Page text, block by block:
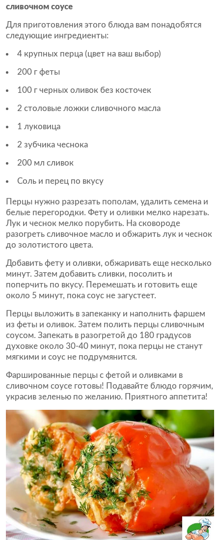
сливочном соусе
Для приготовления этого блюда вам понадобятся
следующие ингредиенты:
4 крупных перца (цвет на ваш выбор)
200 г феты
100 г черных оливок без косточек
2 столовые ложки сливочного масла
1 луковица
2 зубчика чеснока
200 мл сливок
Соль и перец по вкусу
Перцы нужно разрезать пополам, удалить семена и
белые перегородки. Фету и оливки мелко нарезать.
Лук и чеснок мелко порубить. На сковороде
разогреть сливочное масло и обжарить лук и чеснок
до золотистого цвета.
Добавить фету и оливки, обжаривать еще несколько
минут. Затем добавить сливки, посолить и
поперчить по вкусу. Перемешать и готовить еще
около 5 минут, пока соус не загустеет.
Перцы выложить в запеканку и наполнить фаршем
из феты и оливок. Затем полить перцы сливочным
соусом. Запекать в разогретой до 180 градусов
духовке около 30-40 минут, пока перцы не станут
мягкими и соус не подрумянится.
Фаршированные перцы с фетой и оливками в
сливочном соусе готовы! Подавайте блюдо горячим,
украсив зеленью по желанию. Приятного аппетита!